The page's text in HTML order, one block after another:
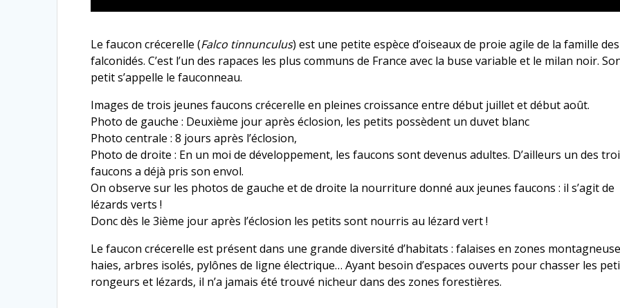
Le faucon crécerelle (Falco tinnunculus) est une petite espèce d’oiseaux de proie agile de la famille des
falconidés. C’est l’un des rapaces les plus communs de France avec la buse variable et le milan noir.
petit s’appelle le fauconneau.
Images de trois jeunes faucons crécerelle en pleines croissance entre début juillet et début août.
Photo de gauche : Deuxième jour après éclosion, les petits possèdent un duvet blanc
Photo centrale : 8 jours après l’éclosion,
Photo de droite : En un moi de développement, les faucons sont devenus adultes. D’ailleurs un des
faucons a déjà pris son envol.
On observe sur les photos de gauche et de droite la nourriture donné aux jeunes faucons : il s’agit de
lézards verts !
Donc dès le 3ième jour après l’éclosion les petits sont nourris au lézard vert !
Le faucon crécerelle est présent dans une grande diversité d’habitats : falaises en zones
haies, arbres isolés, pylônes de ligne électrique… Ayant besoin d’espaces ouverts pour chasser les
rongeurs et lézards, il n’a jamais été trouvé nicheur dans des zones forestières.